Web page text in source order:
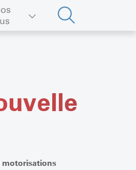
motorisations